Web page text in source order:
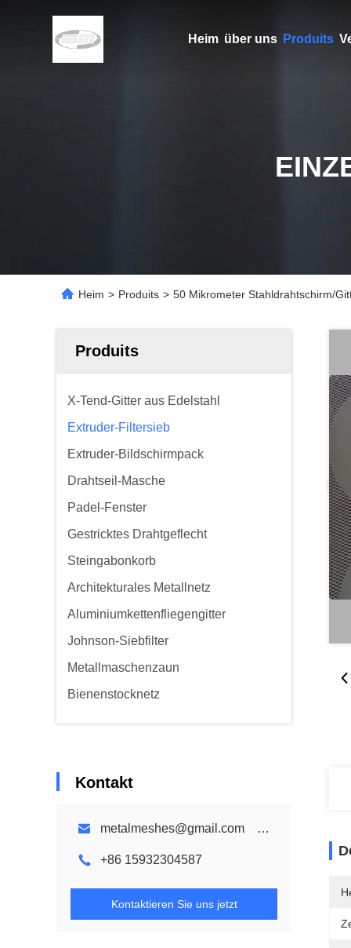
Heim über uns Produits
Heim > Produits > 50 Mikrometer Stahldrahtschirm/
Produits
X-Tend-Gitter aus Edelstahl
Extruder-Filtersieb
Extruder-Bildschirmpack
Drahtseil-Masche
Padel-Fenster
Gestricktes Drahtgeflecht
Steingabonkorb
Architekturales Metallnetz
Aluminiumkettenfliegengitter
Johnson-Siebfilter
Metallmaschenzaun
Bienenstocknetz
Kontakt
metalmeshes@gmail.com karen@bmmetalmesh.com
+86 15932304587
Kontaktieren Sie uns jetzt